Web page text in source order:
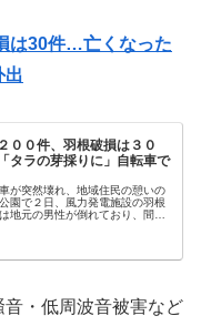
は30件…亡くなった
出
００件、羽根破損は３０
タラの芽採りに」自転車で
が突然壊れ、地域住民の憩いの
園で２日、風力発電施設の羽根
地元の男性が倒れており、間も
・低周波音被害など